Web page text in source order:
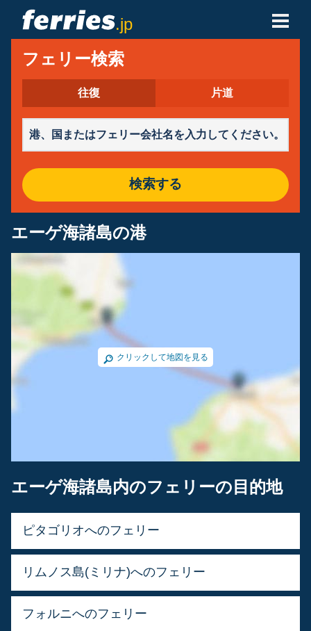
.jp
フェリー会社
フェリーの目的地
フェリールート
予約の管理
フェリー検索
往復 片道
検索する
エーゲ海諸島の港
クリックして地図を見る
エーゲ海諸島内のフェリーの目的地
ピタゴリオへのフェリー
リムノス島(ミリナ)へのフェリー
フォルニへのフェリー